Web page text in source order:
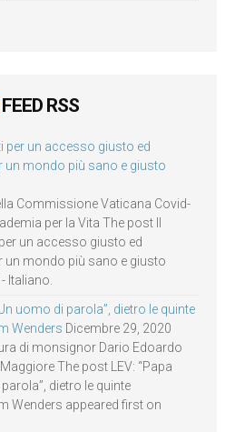
FEED RSS
per un accesso giusto ed
un mondo più sano e giusto
Commissione Vaticana Covid-
per la Vita The post Il
un accesso giusto ed
un mondo più sano e giusto
Italiano.
uomo di parola”, dietro le quinte
Wenders Dicembre 29, 2020
di monsignor Dario Edoardo
The post LEV: “Papa
dietro le quinte
Wenders appeared first on